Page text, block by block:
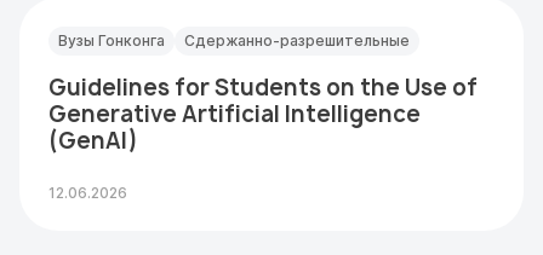
Вузы Гонконга Сдержанно-разрешительные
Guidelines for Students on the Use of
Generative Artificial Intelligence
(GenAI)
12.06.2026